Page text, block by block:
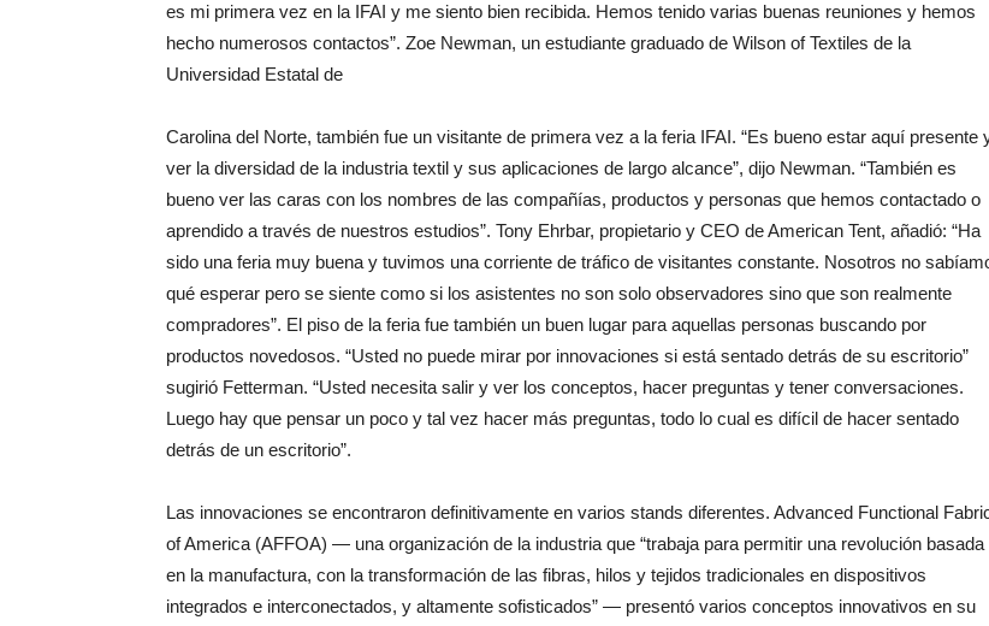
es mi primera vez en la IFAI y me siento bien recibida. Hemos tenido varias buenas reuniones y hemos
hecho numerosos contactos”. Zoe Newman, un estudiante graduado de Wilson of Textiles de la
Universidad Estatal de
Carolina del Norte, también fue un visitante de primera vez a la feria IFAI. “Es bueno estar aquí presente
ver la diversidad de la industria textil y sus aplicaciones de largo alcance”, dijo Newman. “También es
bueno ver las caras con los nombres de las compañías, productos y personas que hemos contactado o
aprendido a través de nuestros estudios”. Tony Ehrbar, propietario y CEO de American Tent, añadió: “Ha
sido una feria muy buena y tuvimos una corriente de tráfico de visitantes constante. Nosotros no
qué esperar pero se siente como si los asistentes no son solo observadores sino que son realmente
compradores”. El piso de la feria fue también un buen lugar para aquellas personas buscando por
productos novedosos. “Usted no puede mirar por innovaciones si está sentado detrás de su escritorio”
sugirió Fetterman. “Usted necesita salir y ver los conceptos, hacer preguntas y tener conversaciones.
Luego hay que pensar un poco y tal vez hacer más preguntas, todo lo cual es difícil de hacer sentado
detrás de un escritorio”.
Las innovaciones se encontraron definitivamente en varios stands diferentes. Advanced Functional
of America (AFFOA) — una organización de la industria que “trabaja para permitir una revolución basada
en la manufactura, con la transformación de las fibras, hilos y tejidos tradicionales en dispositivos
integrados e interconectados, y altamente sofisticados” — presentó varios conceptos innovativos en su